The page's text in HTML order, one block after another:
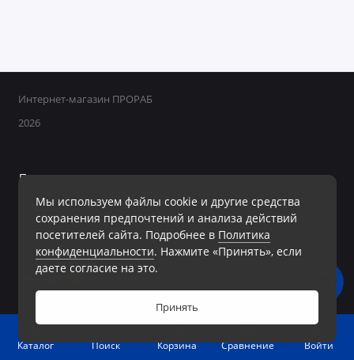
Каталог Поиск Корзина
0
Сравнение
Войти
Мы используем файлы cookie и другие средства
сохранения предпочтений и анализа действий
посетителей сайта. Подробнее в Политика
конфиденциальности. Нажмите «Принять», если
даете согласие на это.
Принять
Интернет-магазин ПРОРАБ
2026
Поддержка
+7 950 800-40-09
Ежедневно с 8:00 до 19:00 Без перерывов и выходных
Мы в сети